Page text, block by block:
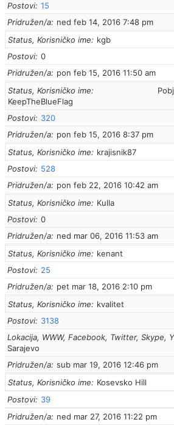
Postovi 15
Pridružen/a
ned feb 14, 2016 7:48 pm
Status, Korisničko ime
kgb
Postovi 0
Pridružen/a
pon feb 15, 2016 11:50 am
Status, Korisničko ime
KeepTheBlueFlag
Postovi
320
Pridružen/a
pon feb 15, 2016 8:37 pm
Status, Korisničko ime
krajisnik87
Postovi
528
Pridružen/a
pon feb 22, 2016 10:42 am
Status, Korisničko ime
Kulla
Postovi 0
Pridružen/a
ned mar 06, 2016 11:53 am
Status, Korisničko ime
kenant
Postovi
25
Pridružen/a
pet mar 18, 2016 2:10 pm
Status, Korisničko ime
kvalitet
Postovi
3138
Lokacija, WWW, Facebook, Twitter, Skype,
Sarajevo
Pridružen/a sub mar 19, 2016 12:46 pm
Status, Korisničko ime
Kosevsko Hill
Postovi
39
Pridružen/a
ned mar 27, 2016 11:22 pm